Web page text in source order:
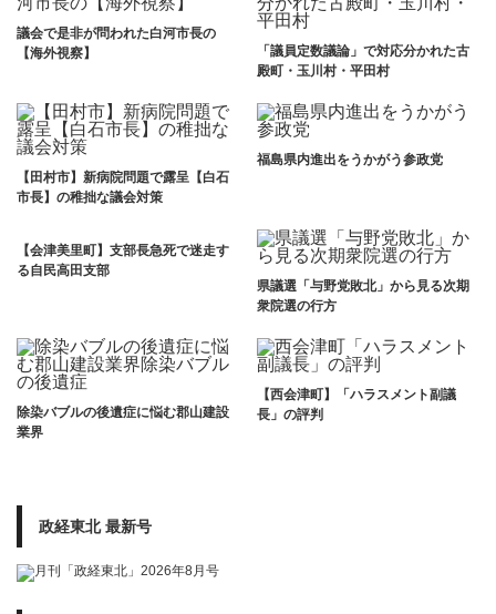
議会で是非が問われた白河市長の
【海外視察】
「議員定数議論」で対応分かれた古
殿町・玉川村・平田村
【田村市】新病院問題で露呈【白石
市長】の稚拙な議会対策
福島県内進出をうかがう参政党
【会津美里町】支部長急死で迷走す
る自民高田支部
県議選「与野党敗北」から見る次期
衆院選の行方
除染バブルの後遺症に悩む郡山建設
業界
【西会津町】「ハラスメント副議
長」の評判
政経東北 最新号